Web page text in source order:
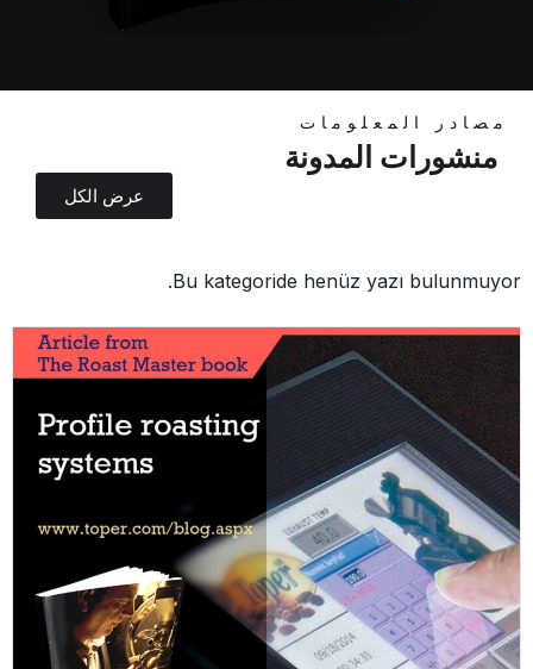
مصادر المعلومات
منشورات المدونة
عرض الكل
Bu kategoride henüz yazı bulunmuyor.